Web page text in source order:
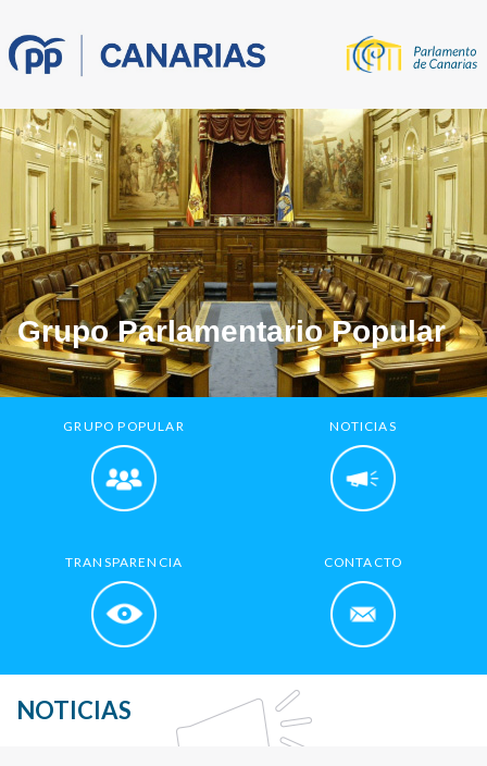
Grupo Parlamentario Popular
GRUPO POPULAR NOTICIAS
TRANSPARENCIA CONTACTO
NOTICIAS